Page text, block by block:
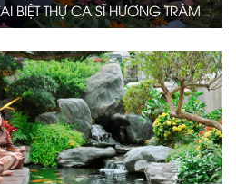
BIỆT THỰ CA SĨ HƯƠNG TRÀM